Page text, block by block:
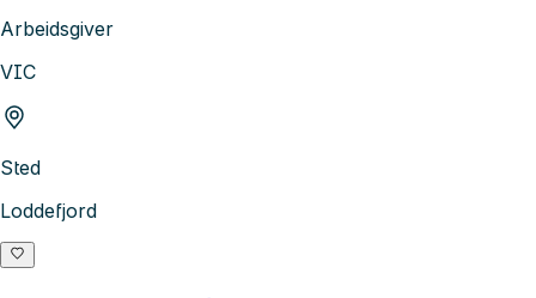
Arbeidsgiver
VIC
Sted
Loddefjord